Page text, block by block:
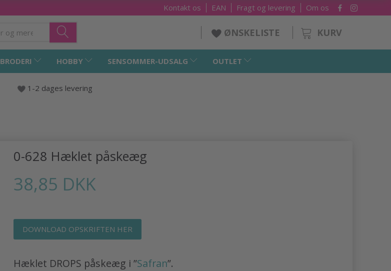
Om os
Fragt og levering
EAN
Kontakt os
KURV
ØNSKELISTE
BRODERI HOBBY SENSOMMER-UDSALG OUTLET
1-2 dages levering
0-628 Hæklet påskeæg
38,85 DKK
DOWNLOAD OPSKRIFTEN HER
Hæklet DROPS påskeæg i ”Safran”.